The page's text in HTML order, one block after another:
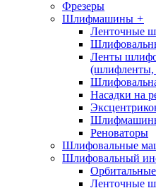
Фрезеры
Шлифмашины +
Ленточные
Ленты
(шлифленты,
Насадки на
Реноваторы
Шлифовальные
Шлифовальный
Ленточные